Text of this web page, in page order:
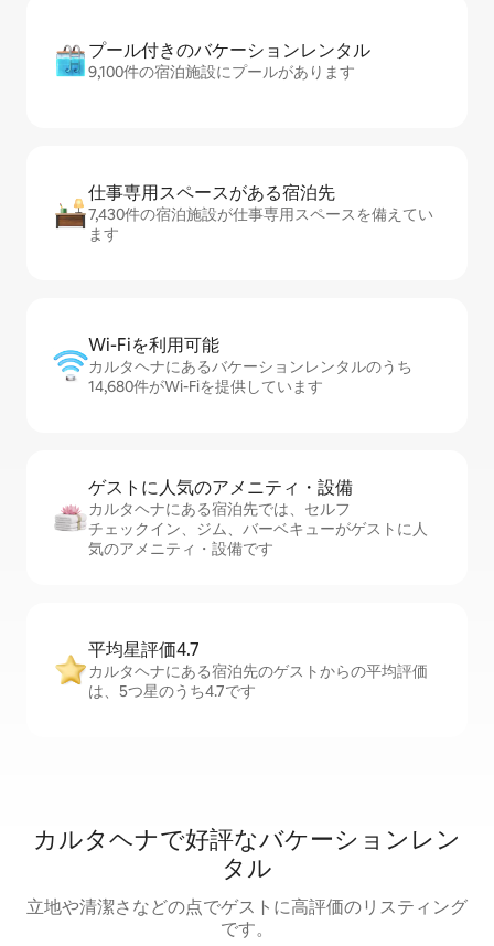
プール付きのバ⁠ケ⁠ー⁠シ⁠ョ⁠ンレ⁠ン⁠タ⁠ル
9,100件の宿泊施設にプールがあります
仕事専用ス⁠ペ⁠ー⁠スがあ⁠る宿⁠泊⁠先
7,430件の宿泊施設が仕事専用スペースを備えてい
ます
Wi-Fiを利⁠用⁠可⁠能
カルタヘナにあるバケーションレンタルのうち
14,680件がWi-Fiを提供しています
ゲストに人⁠気⁠のア⁠メ⁠ニ⁠テ⁠ィ・設⁠備
カルタヘナにある宿泊先では、セ⁠ル⁠フ
チ⁠ェ⁠ッ⁠ク⁠イ⁠ン、ジム、バーベキューがゲストに人
気のアメニティ・設備です
平均星評価4.7
カルタヘナにある宿泊先のゲストからの平均評価
は、5つ星のうち4.7です
カルタヘナで好評なバケーションレン
タル
立地や清潔さなどの点でゲストに高評価のリスティング
です。